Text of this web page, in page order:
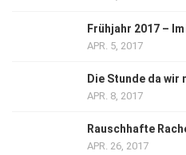
Frühjahr 2017 –
APR. 5, 2017
Die Stunde da
APR. 8, 2017
Rauschhafte
APR. 26, 2017